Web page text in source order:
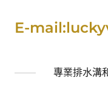
E-
專業排水溝